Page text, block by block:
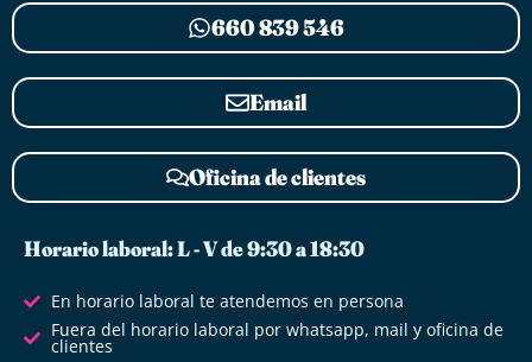
660 839 546
Email
Oficina de clientes
Horario laboral: L - V de 9:30 a 18:30
En horario laboral te atendemos en persona
Fuera del horario laboral por whatsapp, mail y oficina de
clientes